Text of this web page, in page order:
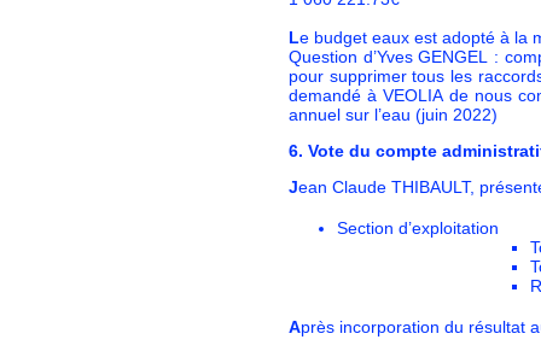
Le budget eaux est adopté à la
Question d’Yves GENGEL :
pour supprimer tous les
demandé à VEOLIA de nous
annuel sur l’eau (juin 2022)
6. Vote du compte
Jean Claude THIBAULT,
Section d’exploitation
Après incorporation du résultat